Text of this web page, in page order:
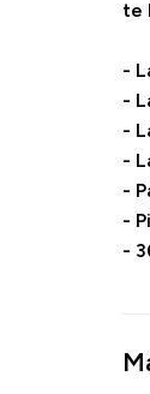
te
-
-
-
-
-
-
-